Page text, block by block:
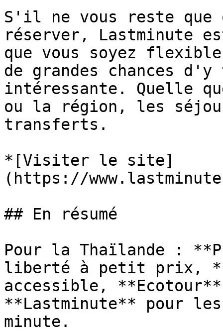
S'il ne vous reste que
réserver, Lastminute
que vous soyez
de grandes chances
intéressante. Quelle
ou la région, les
transferts.
*[Visiter le site]
(https://
## En résumé
Pour la Thaïlande :
liberté à petit prix,
accessible,
**Lastminute** pour
minute.